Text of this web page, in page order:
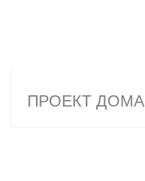
ПРОЕКТ ДОМА